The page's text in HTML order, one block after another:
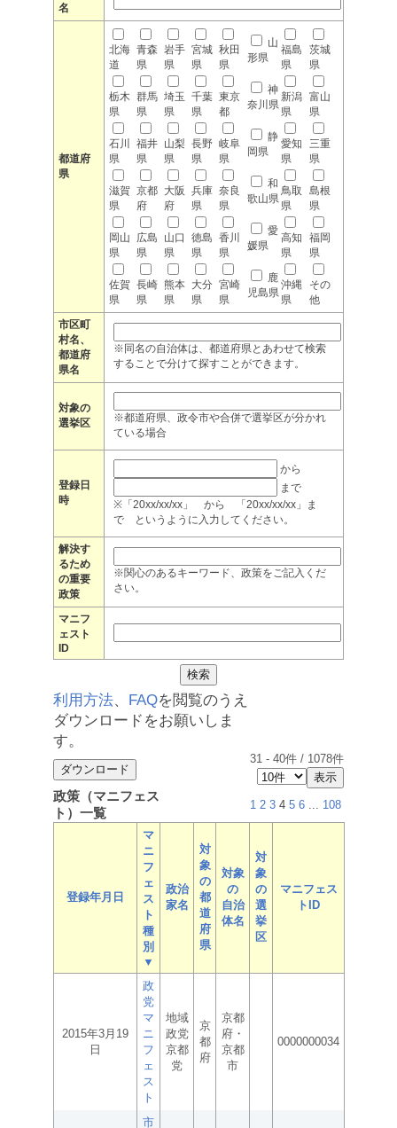
名
都道府
県
北海
道
青森
県
岩手
県
宮城
県
秋田
県
山
形県
福島
県
茨城
県
栃木
県
群馬
県
埼玉
県
千葉
県
東京
都
神
奈川県
新潟
県
富山
県
石川
県
福井
県
山梨
県
長野
県
岐阜
県
静
岡県
愛知
県
三重
県
滋賀
県
京都
府
大阪
府
兵庫
県
奈良
県
和
歌山県
鳥取
県
島根
県
岡山
県
広島
県
山口
県
徳島
県
香川
県
愛
媛県
高知
県
福岡
県
佐賀
県
長崎
県
熊本
県
大分
県
宮崎
県
鹿
児島県
沖縄
県
その
他
市区町
村名、
都道府
県名
※同名の自治体は、都道府県とあわせて検索
することで分けて探すことができます。
対象の
選挙区
※都道府県、政令市や合併で選挙区が分かれ
ている場合
登録日
時
から
まで
※「20xx/xx/xx」 から 「20xx/xx/xx」ま
で というように入力してください。
解決す
るため
の重要
政策
※関心のあるキーワード、政策をご記入くだ
さい。
マニフ
ェスト
ID
利用方法、 FAQを閲覧のうえ
ダウンロードをお願いしま
す。
31 - 40件 / 1078件
政策（マニフェス
ト）一覧
1 2 3 4 5 6 ... 108
登録年月日
マ
ニ
フ
ェ
ス
ト
種
別
▼
政治
家名
対
象
の
都
道
府
県
対象
の
自治
体名
対
象
の
選
挙
区
マニフェス
トID
2015年3月19
日
政
党
マ
ニ
フ
ェ
ス
ト
地域
政党
京都
党
京
都
府
京都
府・
京都
市
0000000034
市